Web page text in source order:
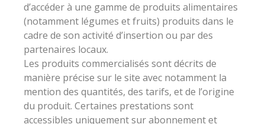
d’accéder à une gamme de produits alimentaires
(notamment légumes et fruits) produits dans le
cadre de son activité d’insertion ou par des
partenaires locaux.
Les produits commercialisés sont décrits de
manière précise sur le site avec notamment la
mention des quantités, des tarifs, et de l’origine
du produit. Certaines prestations sont
accessibles uniquement sur abonnement et